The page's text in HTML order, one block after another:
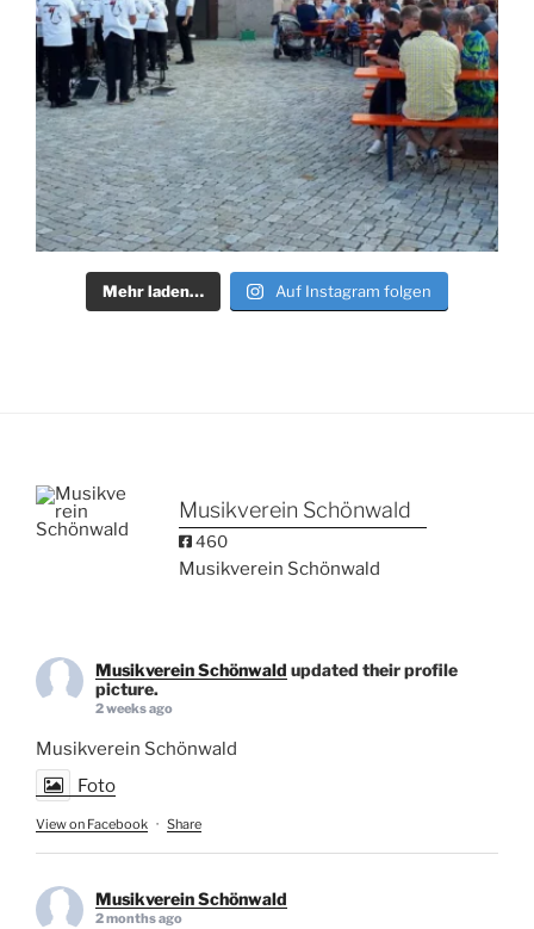
Mehr laden… Auf Instagram folgen
Musikverein Schönwald
460
Musikverein Schönwald
Musikverein Schönwald updated their profile
picture.
2 weeks ago
Musikverein Schönwald
Foto
View on Facebook · Share
Musikverein Schönwald
2 months ago